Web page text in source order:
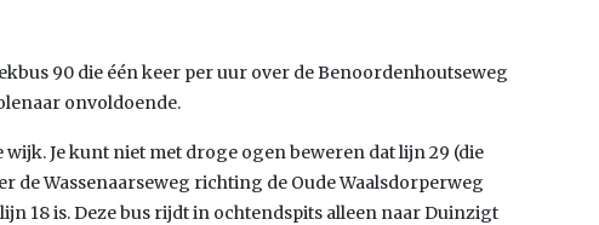
90 die één keer per uur over de Benoordenhoutseweg
onvoldoende.
wijk. Je kunt niet met droge ogen beweren dat lijn 29 (die
de Wassenaarseweg richting de Oude Waalsdorperweg
18 is. Deze bus rijdt in ochtendspits alleen naar Duinzigt